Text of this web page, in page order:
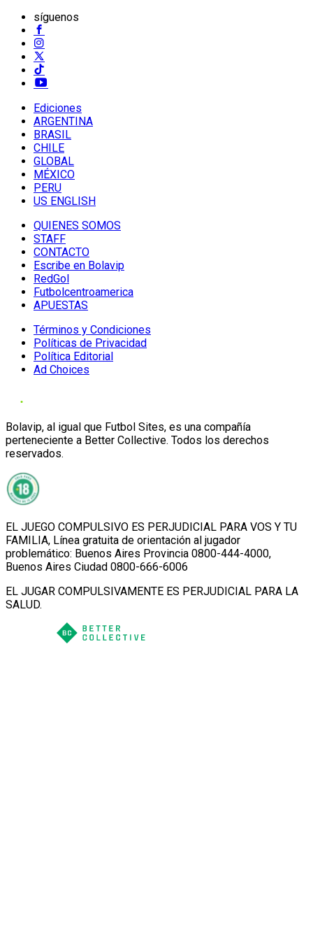
síguenos
Ediciones
ARGENTINA
BRASIL
CHILE
GLOBAL
MÉXICO
PERU
US ENGLISH
QUIENES SOMOS
STAFF
CONTACTO
Escribe en Bolavip
RedGol
Futbolcentroamerica
APUESTAS
Términos y Condiciones
Políticas de Privacidad
Política Editorial
Ad Choices
Bolavip, al igual que Futbol Sites, es una compañía
perteneciente a Better Collective. Todos los derechos
reservados.
EL JUEGO COMPULSIVO ES PERJUDICIAL PARA VOS Y TU
FAMILIA, Línea gratuita de orientación al jugador
problemático: Buenos Aires Provincia 0800-444-4000,
Buenos Aires Ciudad 0800-666-6006
EL JUGAR COMPULSIVAMENTE ES PERJUDICIAL PARA LA
SALUD.